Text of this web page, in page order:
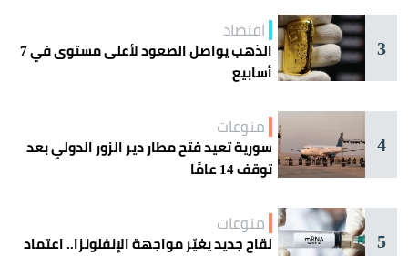
3
اقتصاد
الذهب يواصل الصعود لأعلى مستوى في 7
أسابيع
4
منوعات
سورية تعيد فتح مطار دير الزور الدولي بعد
توقف 14 عامًا
5
منوعات
لقاح جديد يغيّر مواجهة الإنفلونزا.. اعتماد